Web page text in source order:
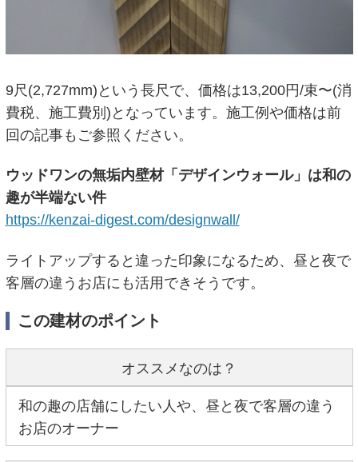
9尺(2,727mm)という長尺で、価格は13,200円/束〜(消
費税、施工費別)となっています。施工例や価格は前
回の記事もご参照ください。
ウッドワンの無垢内壁材「デザインウォール」は和の
趣が半端ない件
https://kenzai-digest.com/designwall/
ライトアップすると違った印象になるため、昼と夜で
客層の違うお店にも活用できそうです。
この建材のポイント
オススメなのは？
和の趣の店舗にしたい人や、昼と夜で客層の違う
お店のオーナー